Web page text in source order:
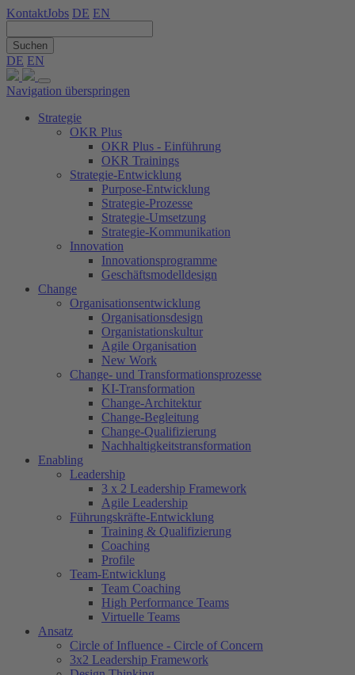
KontaktJobs DE EN
Suchen
DE EN
Navigation überspringen
Strategie
OKR Plus
OKR Plus - Einführung
OKR Trainings
Strategie-Entwicklung
Purpose-Entwicklung
Strategie-Prozesse
Strategie-Umsetzung
Strategie-Kommunikation
Innovation
Innovationsprogramme
Geschäftsmodelldesign
Change
Organisationsentwicklung
Organisationsdesign
Organistationskultur
Agile Organisation
New Work
Change- und Transformationsprozesse
KI-Transformation
Change-Architektur
Change-Begleitung
Change-Qualifizierung
Nachhaltigkeitstransformation
Enabling
Leadership
3 x 2 Leadership Framework
Agile Leadership
Führungskräfte-Entwicklung
Training & Qualifizierung
Coaching
Profile
Team-Entwicklung
Team Coaching
High Performance Teams
Virtuelle Teams
Ansatz
Circle of Influence - Circle of Concern
3x2 Leadership Framework